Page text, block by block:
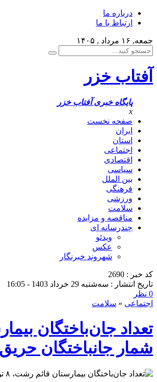
درباره ما
ارتباط با ما
جمعه, ۱۶ مرداد , ۱۴۰۵
آفتاب خزر
پایگاه خبری آفتاب خزر
x
صفحه نخست
ایران
استان
اجتماعی
اقتصادی
سیاسی
بین الملل
فرهنگی
ورزشی
سلامت
مناقصه و مزایده
چندرسانه ای
ویدئو
عکس
شهروند خبرنگار
کد خبر : 2690
تاریخ انتشار : سه‌شنبه 29 خرداد 1403 - 16:05
0 نظر
اجتماعی « سلامت
شمار جانباختگان حریق